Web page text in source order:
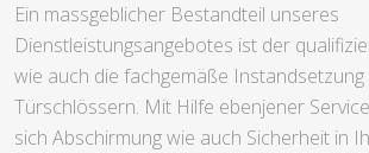
Ein massgeblicher Bestandteil unseres
Dienstleistungsangebotes ist der
wie auch die fachgemäße Instandsetzung
Türschlössern. Mit Hilfe ebenjener
sich Abschirmung wie auch Sicherheit in